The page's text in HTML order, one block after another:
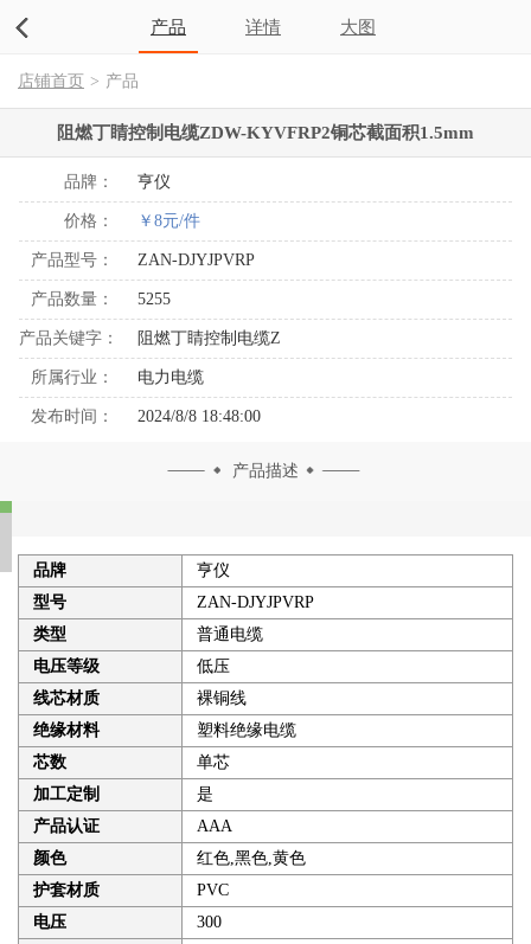
产品 详情 大图
店铺首页 > 产品
阻燃丁睛控制电缆ZDW-KYVFRP2铜芯截面积1.5mm
品牌： 亨仪
价格： ￥8元/件
产品型号： ZAN-DJYJPVRP
产品数量： 5255
产品关键字： 阻燃丁睛控制电缆Z
所属行业： 电力电缆
发布时间： 2024/8/8 18:48:00
产品描述
品牌
亨仪
型号
ZAN-DJYJPVRP
类型
普通电缆
电压等级
低压
线芯材质
裸铜线
绝缘材料
塑料绝缘电缆
芯数
单芯
加工定制
是
产品认证
AAA
颜色
红色,黑色,黄色
护套材质
PVC
电压
300